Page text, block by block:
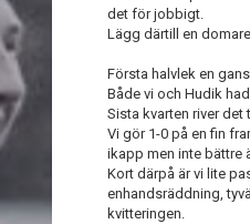
det för jobbigt.
Lägg därtill en
Första halvlek en
Både vi och Hudik
Sista kvarten river
Vi gör 1-0 på en fin
ikapp men inte bättre
Kort därpå är vi lite
enhandsräddning,
kvitteringen.